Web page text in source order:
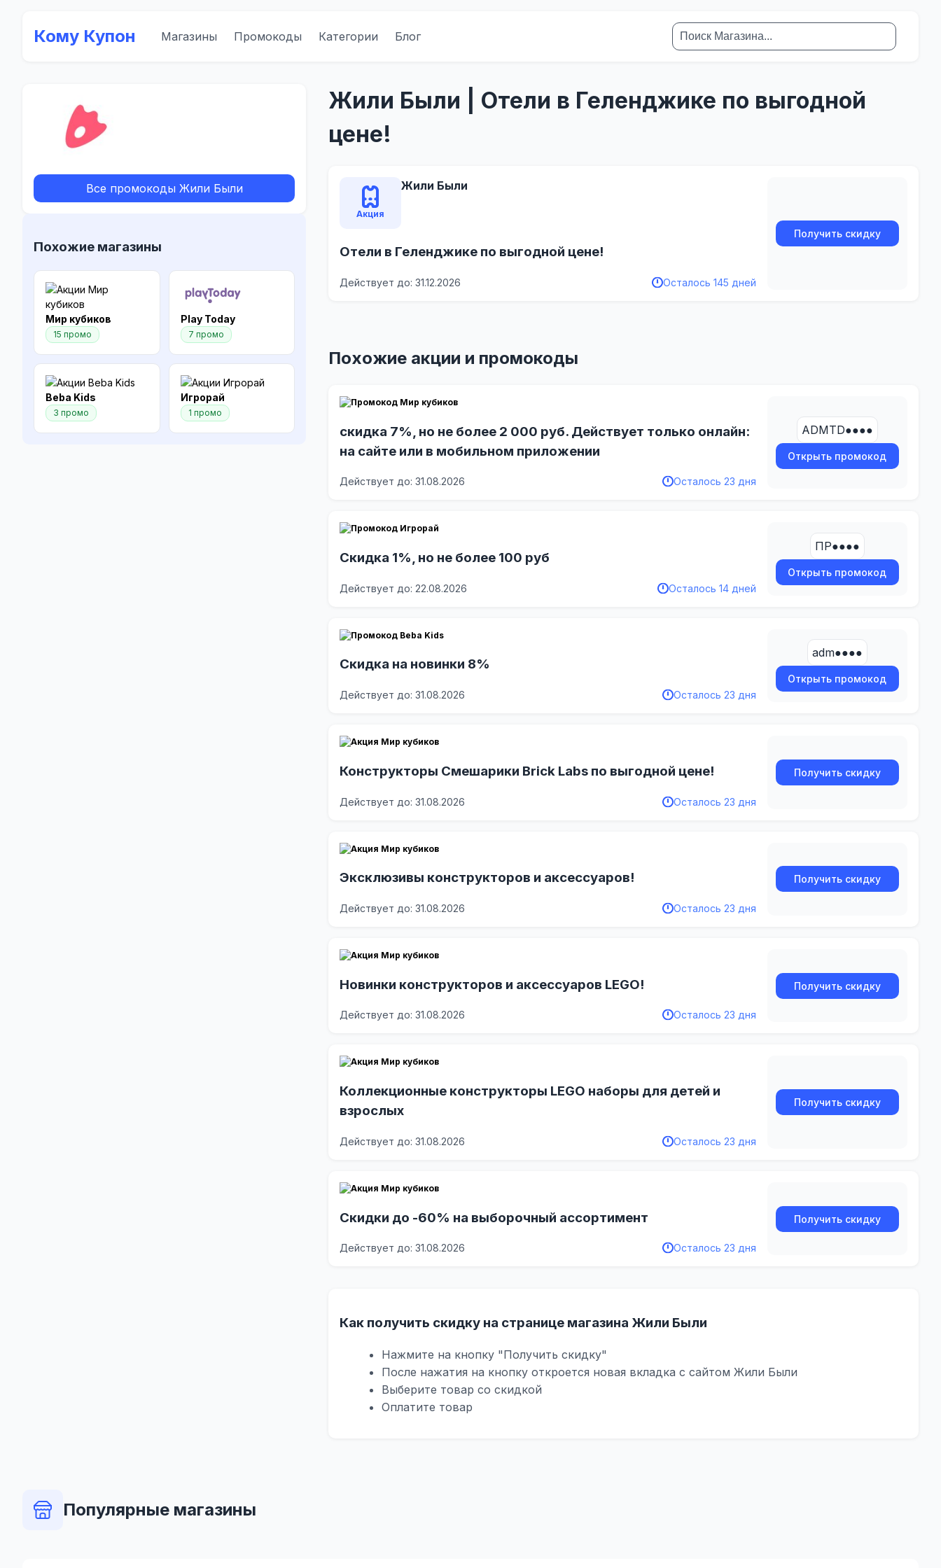
Кому Купон Магазины Промокоды Категории Блог
Все промокоды Жили Были
Похожие магазины
Мир кубиков
15 промо
Play Today
7 промо
Beba Kids
3 промо
Игрорай
1 промо
Жили Были | Отели в Геленджике по выгодной
цене!
Акция
Жили Были
Отели в Геленджике по выгодной цене!
Действует до: 31.12.2026 Осталось 145 дней
Получить скидку
Похожие акции и промокоды
скидка 7%, но не более 2 000 руб. Действует только онлайн:
на сайте или в мобильном приложении
Действует до: 31.08.2026 Осталось 23 дня
ADMTD●●●●
Открыть промокод
Скидка 1%, но не более 100 руб
Действует до: 22.08.2026 Осталось 14 дней
ПР●●●●
Открыть промокод
Скидка на новинки 8%
Действует до: 31.08.2026 Осталось 23 дня
adm●●●●
Открыть промокод
Конструкторы Смешарики Brick Labs по выгодной цене!
Действует до: 31.08.2026 Осталось 23 дня
Получить скидку
Эксклюзивы конструкторов и аксессуаров!
Действует до: 31.08.2026 Осталось 23 дня
Получить скидку
Новинки конструкторов и аксессуаров LEGO!
Действует до: 31.08.2026 Осталось 23 дня
Получить скидку
Коллекционные конструкторы LEGO наборы для детей и
взрослых
Действует до: 31.08.2026 Осталось 23 дня
Получить скидку
Скидки до -60% на выборочный ассортимент
Действует до: 31.08.2026 Осталось 23 дня
Получить скидку
Как получить скидку на странице магазина Жили Были
Нажмите на кнопку "Получить скидку"
После нажатия на кнопку откроется новая вкладка с сайтом Жили Были
Выберите товар со скидкой
Оплатите товар
Популярные магазины